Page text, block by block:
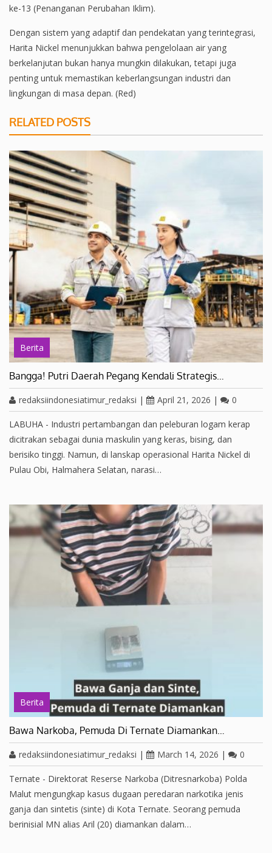
ke-13 (Penanganan Perubahan Iklim).
Dengan sistem yang adaptif dan pendekatan yang terintegrasi,
Harita Nickel menunjukkan bahwa pengelolaan air yang
berkelanjutan bukan hanya mungkin dilakukan, tetapi juga
penting untuk memastikan keberlangsungan industri dan
lingkungan di masa depan. (Red)
RELATED POSTS
Berita
Bangga! Putri Daerah Pegang Kendali Strategis…
redaksiindonesiatimur_redaksi | April 21, 2026 | 0
LABUHA - Industri pertambangan dan peleburan logam kerap
dicitrakan sebagai dunia maskulin yang keras, bising, dan
berisiko tinggi. Namun, di lanskap operasional Harita Nickel di
Pulau Obi, Halmahera Selatan, narasi…
Berita
Bawa Narkoba, Pemuda Di Ternate Diamankan…
redaksiindonesiatimur_redaksi | March 14, 2026 | 0
Ternate - Direktorat Reserse Narkoba (Ditresnarkoba) Polda
Malut mengungkap kasus dugaan peredaran narkotika jenis
ganja dan sintetis (sinte) di Kota Ternate. Seorang pemuda
berinisial MN alias Aril (20) diamankan dalam…